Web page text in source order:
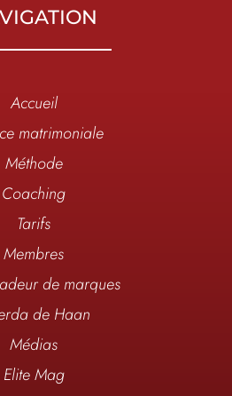
Accueil
matrimoniale
Méthode
Coaching
Tarifs
Membres
de marques
de Haan
Médias
Elite Mag